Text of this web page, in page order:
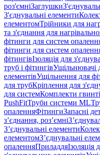
роз'ємніЗаглушки
З'єднувальні елементи
елементомТрійники для
та з'єднання для
фітинги для систем
фітинги для систем
фітингівІзоляція для
труб і фітингівУщільнювачі
елементівУщільнення для
для трубКріплення для
для системКомплекти
PushFitТруби системи ML
опаленняФітингиЗапасні
з’єднання, роз’ємні
З’єднувальні елементи
елементомЗ’єднувальні
опаленняПриладдяІзоляція